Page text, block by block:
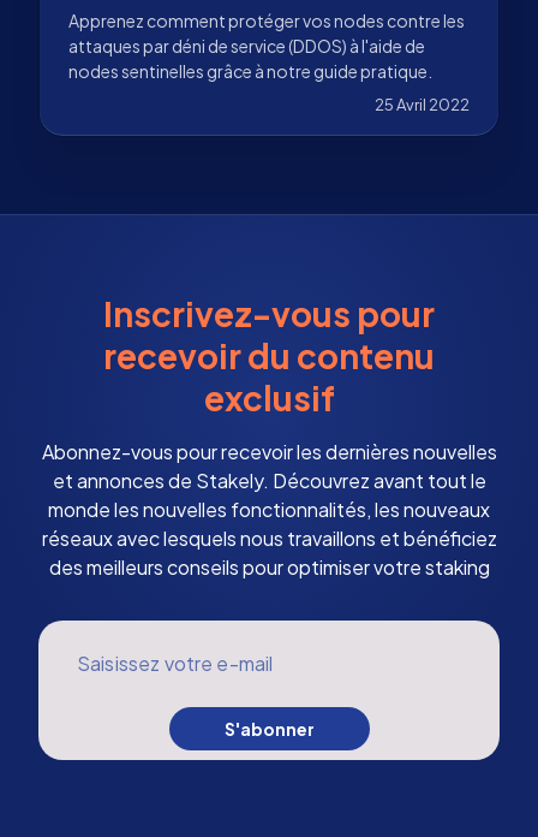
Apprenez comment protéger vos nodes contre les
attaques par déni de service (DDOS) à l'aide de
nodes sentinelles grâce à notre guide pratique.
25 Avril 2022
Inscrivez-vous pour
recevoir du contenu
exclusif
Abonnez-vous pour recevoir les dernières nouvelles
et annonces de Stakely. Découvrez avant tout le
monde les nouvelles fonctionnalités, les nouveaux
réseaux avec lesquels nous travaillons et bénéficiez
des meilleurs conseils pour optimiser votre staking
Saisissez votre e-mail
S'abonner